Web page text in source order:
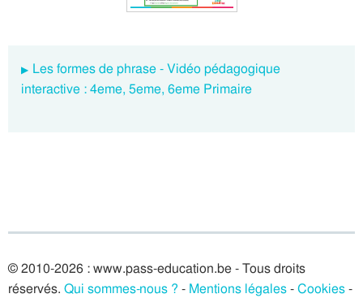
Les formes de phrase - Vidéo pédagogique
interactive : 4eme, 5eme, 6eme Primaire
© 2010-2026 : www.pass-education.be - Tous droits
réservés. Qui sommes-nous ? - Mentions légales-Cookies-